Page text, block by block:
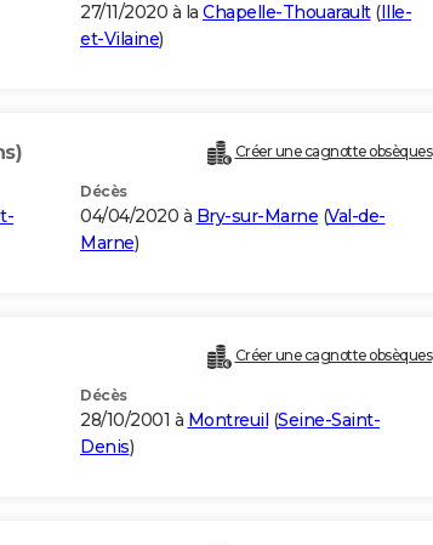
27/11/2020 à la Chapelle-Thouarault(Ille-
et-Vilaine)
Créer une cagnotte obsèques
Décès
04/04/2020 à Bry-sur-Marne (Val-de-
Marne)
Créer une cagnotte obsèques
Décès
28/10/2001 à Montreuil (Seine-Saint-
Denis)